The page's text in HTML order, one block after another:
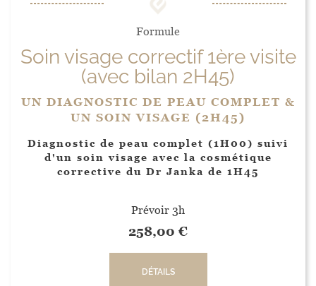
Formule
Soin visage correctif 1ère visite
(avec bilan 2H45)
UN DIAGNOSTIC DE PEAU COMPLET &
UN SOIN VISAGE (2H45)
Diagnostic de peau complet (1H00) suivi
d'un soin visage avec la cosmétique
corrective du Dr Janka de 1H45
Prévoir 3h
258,00 €
DÉTAILS